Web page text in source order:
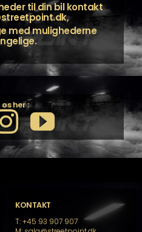
til din bil kontakt
,
med mulighederne
her :
KONTAKT
T: +45 93 907 907